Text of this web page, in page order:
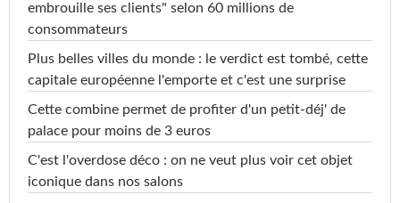
embrouille ses clients" selon 60 millions de
consommateurs
Plus belles villes du monde : le verdict est tombé, cette
capitale européenne l'emporte et c'est une surprise
Cette combine permet de profiter d'un petit-déj' de
palace pour moins de 3 euros
C'est l'overdose déco : on ne veut plus voir cet objet
iconique dans nos salons